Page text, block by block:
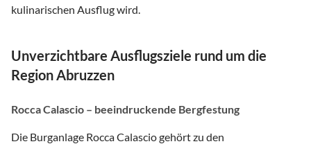
kulinarischen Ausflug wird.
Unverzichtbare Ausflugsziele rund um die
Region Abruzzen
Rocca Calascio – beeindruckende Bergfestung
Die Burganlage Rocca Calascio gehört zu den